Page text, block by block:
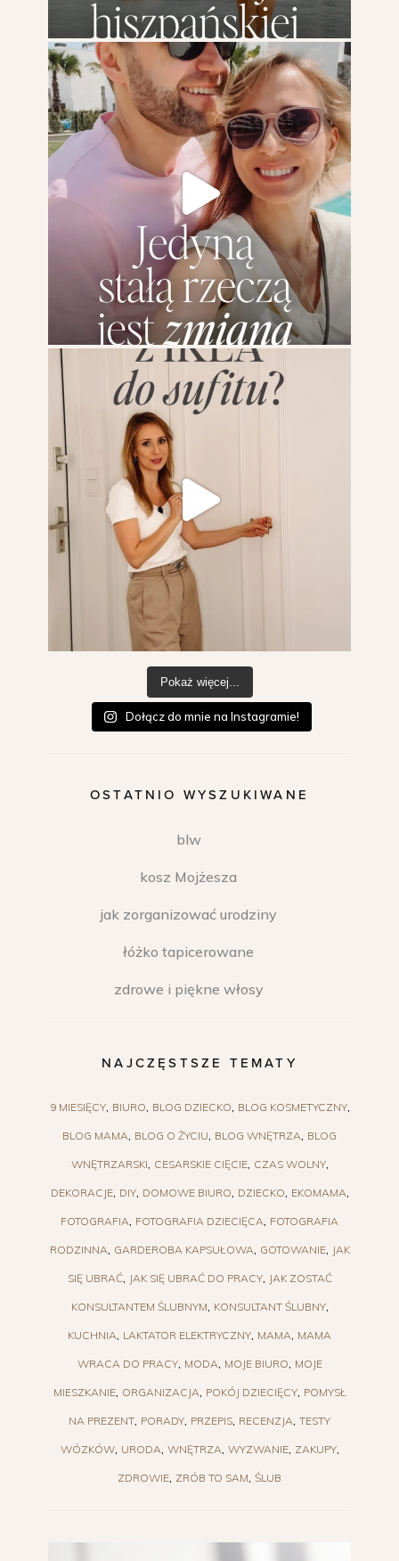
Pokaż więcej...
Dołącz do mnie na Instagramie!
OSTATNIO WYSZUKIWANE
blw
kosz Mojżesza
jak zorganizować urodziny
łóżko tapicerowane
zdrowe i piękne włosy
NAJCZĘSTSZE TEMATY
9 MIESIĘCY BIURO BLOG DZIECKO BLOG KOSMETYCZNY
BLOG MAMA BLOG O ŻYCIU BLOG WNĘTRZA BLOG
WNĘTRZARSKI CESARSKIE CIĘCIE CZAS WOLNY
DEKORACJE DIY DOMOWE BIURO DZIECKO EKOMAMA
FOTOGRAFIA FOTOGRAFIA DZIECIĘCA FOTOGRAFIA
RODZINNA GARDEROBA KAPSUŁOWA GOTOWANIE JAK
SIĘ UBRAĆ JAK SIĘ UBRAĆ DO PRACY JAK ZOSTAĆ
KONSULTANTEM ŚLUBNYM KONSULTANT ŚLUBNY
KUCHNIA LAKTATOR ELEKTRYCZNY MAMA MAMA
WRACA DO PRACY MODA MOJE BIURO MOJE
MIESZKANIE ORGANIZACJA POKÓJ DZIECIĘCY POMYSŁ
NA PREZENT PORADY PRZEPIS RECENZJA TESTY
WÓZKÓW URODA WNĘTRZA WYZWANIE ZAKUPY
ZDROWIE ZRÓB TO SAM ŚLUB